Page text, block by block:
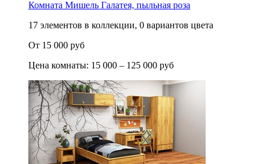
Комната Мишель Галатея, пыльная роза
17 элементов в коллекции, 0 вариантов цвета
От 15 000 руб
Цена комнаты: 15 000 – 125 000 руб